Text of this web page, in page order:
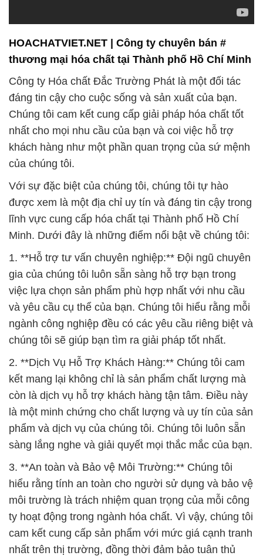
HOACHATVIET.NET | Công ty chuyên bán #
thương mại hóa chất tại Thành phố Hồ Chí Minh
Công ty Hóa chất Đắc Trường Phát là một đối tác
đáng tin cậy cho cuộc sống và sản xuất của bạn.
Chúng tôi cam kết cung cấp giải pháp hóa chất tốt
nhất cho mọi nhu cầu của bạn và coi việc hỗ trợ
khách hàng như một phần quan trọng của sứ mệnh
của chúng tôi.
Với sự đặc biệt của chúng tôi, chúng tôi tự hào
được xem là một địa chỉ uy tín và đáng tin cậy trong
lĩnh vực cung cấp hóa chất tại Thành phố Hồ Chí
Minh. Dưới đây là những điểm nổi bật về chúng tôi:
1. **Hỗ trợ tư vấn chuyên nghiệp:** Đội ngũ chuyên
gia của chúng tôi luôn sẵn sàng hỗ trợ bạn trong
việc lựa chọn sản phẩm phù hợp nhất với nhu cầu
và yêu cầu cụ thể của bạn. Chúng tôi hiểu rằng mỗi
ngành công nghiệp đều có các yêu cầu riêng biệt và
chúng tôi sẽ giúp bạn tìm ra giải pháp tốt nhất.
2. **Dịch Vụ Hỗ Trợ Khách Hàng:** Chúng tôi cam
kết mang lại không chỉ là sản phẩm chất lượng mà
còn là dịch vụ hỗ trợ khách hàng tận tâm. Điều này
là một minh chứng cho chất lượng và uy tín của sản
phẩm và dịch vụ của chúng tôi. Chúng tôi luôn sẵn
sàng lắng nghe và giải quyết mọi thắc mắc của bạn.
3. **An toàn và Bảo vệ Môi Trường:** Chúng tôi
hiểu rằng tính an toàn cho người sử dụng và bảo vệ
môi trường là trách nhiệm quan trọng của mỗi công
ty hoạt động trong ngành hóa chất. Vì vậy, chúng tôi
cam kết cung cấp sản phẩm với mức giá cạnh tranh
nhất trên thị trường, đồng thời đảm bảo tuân thủ